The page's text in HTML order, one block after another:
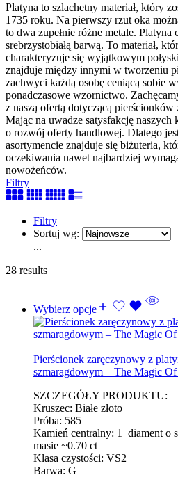
Platyna to szlachetny materiał, który
1735 roku. Na pierwszy rzut oka
to dwa zupełnie różne metale. Platyna
srebrzystobiałą barwą. To materiał,
charakteryzuje się wyjątkowym
znajduje między innymi w tworzeniu
zachwyci każdą osobę ceniącą sobie
ponadczasowe wzornictwo.
z naszą ofertą dotyczącą
Mając na uwadze satysfakcję naszych
o rozwój oferty handlowej. Dlatego
asortymencie znajduje się biżuteria,
oczekiwania nawet najbardziej
nowożeńców.
Filtry
Filtry
Sortuj wg:
...
28 results
Wybierz opcje
Pierścionek zaręczynowy z
szmaragdowym – The Magic
SZCZEGÓŁY PRODUKTU:
Kruszec: Białe złoto
Próba: 585
Kamień centralny: 1 diament o
masie ~0.70 ct
Klasa czystości: VS2
Barwa: G